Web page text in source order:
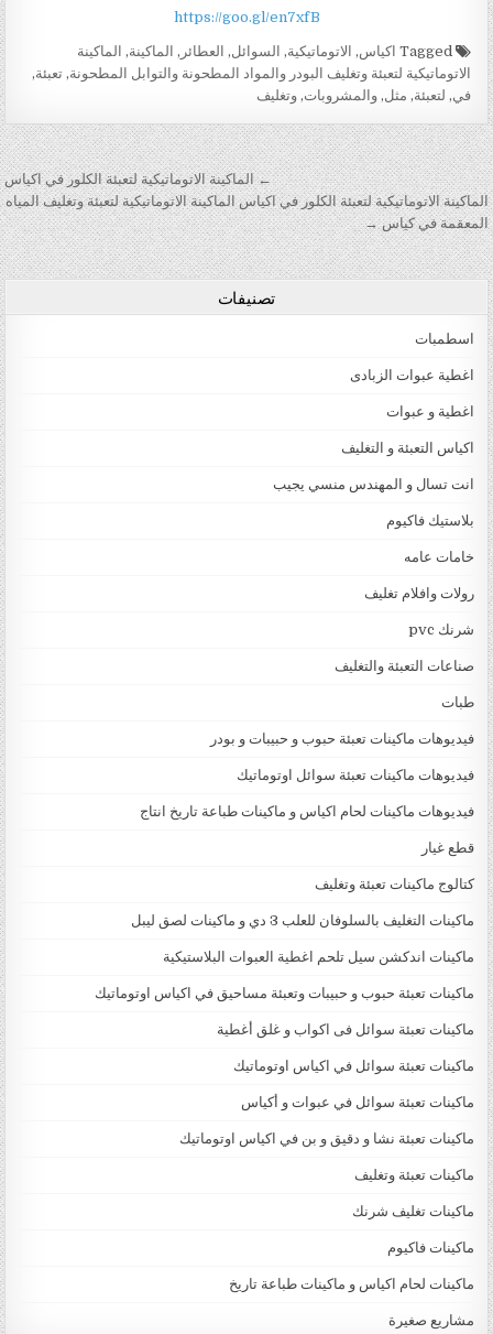
https://goo.gl/en7xfB
Tagged اكياس, الاتوماتيكية, السوائل, العطائر , الماكينة, الماكينة
الاتوماتيكية لتعبئة وتغليف البودر والمواد المطحونة والتوابل المطحونة,تعبئة,
في, لتعبئة, مثل,والمشروبات,وتغليف
تصفّح المقالات
← الماكينة الاتوماتيكية لتعبئة الكلور في اكياس
الماكينة الاتوماتيكية لتعبئة الكلور في اكياس الماكينة الاتوماتيكية لتعبئة وتغليف المياه
المعقمة في كياس →
تصنيفات
اسطمبات
اغطية عبوات الزبادى
اغطية و عبوات
اكياس التعبئة و التغليف
انت تسال و المهندس منسي يجيب
بلاستيك فاكيوم
خامات عامه
رولات وافلام تغليف
شرنك pvc
صناعات التعبئة والتغليف
طبات
فيديوهات ماكينات تعبئة حبوب و حبيبات و بودر
فيديوهات ماكينات تعبئة سوائل اوتوماتيك
فيديوهات ماكينات لحام اكياس و ماكينات طباعة تاريخ انتاج
قطع غيار
كتالوج ماكينات تعبئة وتغليف
ماكينات التغليف بالسلوفان للعلب 3 دي و ماكينات لصق ليبل
ماكينات اندكشن سيل تلحم اغطية العبوات البلاستيكية
ماكينات تعبئة حبوب و حبيبات وتعبئة مساحيق في اكياس اوتوماتيك
ماكينات تعبئة سوائل فى اكواب و غلق أغطية
ماكينات تعبئة سوائل في اكياس اوتوماتيك
ماكينات تعبئة سوائل في عبوات و أكياس
ماكينات تعبئة نشا و دقيق و بن في اكياس اوتوماتيك
ماكينات تعبئة وتغليف
ماكينات تغليف شرنك
ماكينات فاكيوم
ماكينات لحام اكياس و ماكينات طباعة تاريخ
مشاريع صغيرة